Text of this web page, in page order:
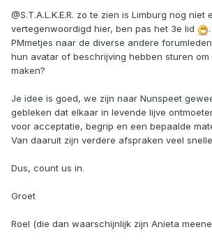
@S.T.A.L.K.E.R. zo te zien is Limburg nog niet
vertegenwoordigd hier, ben pas het 3e lid
PMmetjes naar de diverse andere
hun avatar of beschrijving hebben sturen
maken?
Je idee is goed, we zijn naar Nunspeet
gebleken dat elkaar in levende lijve
voor acceptatie, begrip en een bepaalde
Van daaruit zijn verdere afspraken veel
Dus, count us in.
Groet
Roel (die dan waarschijnlijk zijn Anieta